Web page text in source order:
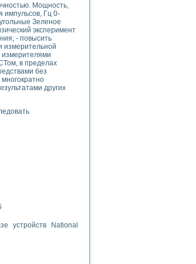
виртуальных приборов
эмиссии и лазерной интерферометрии
Мощность,
импульсов, Гц 0-
Зеленое
эксперимент
- повысить
измерительной
в пределах
без
других
устройств National